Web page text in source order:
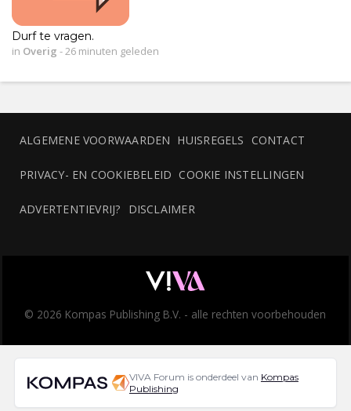
Durf te vragen.
in Overig -26 minuten geleden
ALGEMENE VOORWAARDEN HUISREGELS CONTACT
PRIVACY- EN COOKIEBELEID COOKIE INSTELLINGEN
ADVERTENTIEVRIJ? DISCLAIMER
© 2026 Kompas Publishing B.V. - alle rechten voorbehouden
VIVA Forum is onderdeel van Kompas
Publishing